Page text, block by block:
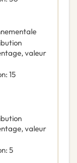
valeur
: 15
valeur
: 5